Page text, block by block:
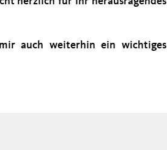
auch weiterhin ein wichtiges